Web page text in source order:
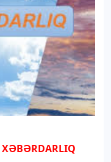
XƏBƏRDARLIQ